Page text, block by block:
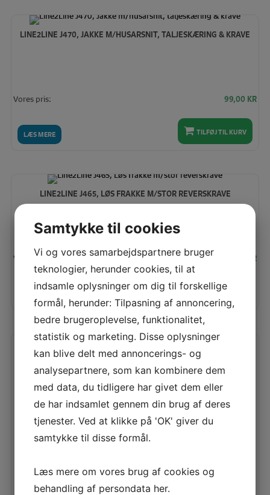
LINE2LINE J470, JAKKE M/HUSARSNIT, TALJESKÆRING & KRAVE
LÆS MERE
Vores pris: 99,00 KR
TILFØJ TIL KURV
LINE2LINE J465, LØS FRAKKE M/STOR REVERSKRAVE
Vores pris: KR
TILFØJ TIL KURV
Samtykke til cookies
Vi og vores samarbejdspartnere bruger
teknologier, herunder cookies, til at
indsamle oplysninger om dig til forskellige
formål, herunder: Tilpasning af annoncering,
bedre brugeroplevelse, funktionalitet,
statistik og marketing. Disse oplysninger
kan blive delt med annoncerings- og
analysepartnere, som kan kombinere dem
med data, du tidligere har givet dem eller
de har indsamlet gennem din brug af deres
tjenester. Ved at klikke på 'OK' giver du
samtykke til disse formål.
Læs mere om vores brug af cookies og
behandling af persondata her.